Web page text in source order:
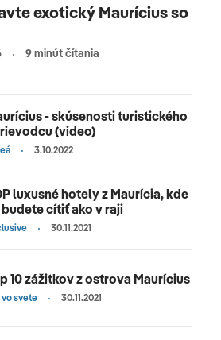
exotický Maurícius so
9 minút čítania
- skúsenosti turistického
(video)
3.10.2022
luxusné hotely z Maurícia, kde
budete cítiť ako v raji
30.11.2021
10 zážitkov z ostrova Maurícius
vo svete 30.11.2021